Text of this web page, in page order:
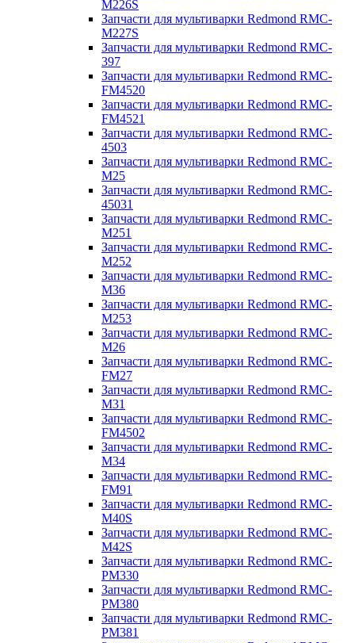
M226S
Запчасти для мультиварки Redmond RMC-
M227S
Запчасти для мультиварки Redmond RMC-
397
Запчасти для мультиварки Redmond RMC-
FM4520
Запчасти для мультиварки Redmond RMC-
FM4521
Запчасти для мультиварки Redmond RMC-
4503
Запчасти для мультиварки Redmond RMC-
M25
Запчасти для мультиварки Redmond RMC-
45031
Запчасти для мультиварки Redmond RMC-
M251
Запчасти для мультиварки Redmond RMC-
M252
Запчасти для мультиварки Redmond RMC-
M36
Запчасти для мультиварки Redmond RMC-
M253
Запчасти для мультиварки Redmond RMC-
M26
Запчасти для мультиварки Redmond RMC-
FM27
Запчасти для мультиварки Redmond RMC-
M31
Запчасти для мультиварки Redmond RMC-
FM4502
Запчасти для мультиварки Redmond RMC-
M34
Запчасти для мультиварки Redmond RMC-
FM91
Запчасти для мультиварки Redmond RMC-
M40S
Запчасти для мультиварки Redmond RMC-
M42S
Запчасти для мультиварки Redmond RMC-
PM330
Запчасти для мультиварки Redmond RMC-
PM380
Запчасти для мультиварки Redmond RMC-
PM381